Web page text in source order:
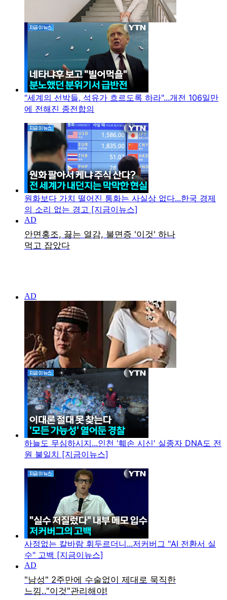
"세계의 선박들, 석유가 흐르도록 하라"...개전 106일만
에 전해진 종전합의
원화보다 가치 떨어진 통화는 사실상 없다...한국 경제
의 소리 없는 경고 [지금이뉴스]
하늘도 무심하시지...인천 '훼손 시신' 실종자 DNA도 전
원 불일치 [지금이뉴스]
사정없는 칼바람 휘두르더니...저커버그 "AI 전환서 실
수" 고백 [지금이뉴스]